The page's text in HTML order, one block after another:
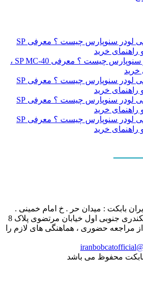
مینی لودر سنوپارس چیست ؟ معرفی SP
مینی لودر سنوپارس چیست ؟ معرفی SP MC-40 ،
خرید
مینی لودر سنوپارس چیست ؟ معرفی SP
مینی لودر سنوپارس چیست ؟ معرفی SP
مینی لودر سنوپارس چیست ؟ معرفی SP
بابکت : میدان حر . خ امام خمینی .
خیابان کمالی . خیابان اسکندری جنوبی اول خیابان مرتضوی پلاک 8
مراجعه حضوری ، هماهنگی های لازم را
محفوظ می باشد